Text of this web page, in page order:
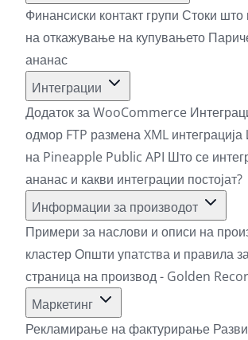
Финансиски контакт групи Стоки што
на откажување на купувањето
ананас
Интеграции
Додаток за WooCommerce
одмор FTP разменаXML интеграција
на Pineapple Public API Што се
ананас и какви интеграции постојат?
Информации за производот
Примери за наслови и описи на
кластерОпшти упатства и правила
страница на производ - Golden
Маркетинг
Рекламирање на фактурирање